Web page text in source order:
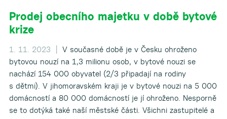
Prodej obecního majetku v době bytové
krize
1. 11. 2023 |
V současné době je v Česku ohroženo
bytovou nouzí na 1,3 milionu osob, v bytové nouzi se
nachází 154 000 obyvatel (2/3 připadají na rodiny
s dětmi). V jihomoravském kraji je v bytové nouzi na 5 000
domácností a 80 000 domácností je jí ohroženo. Nesporně
se to dotýká také naší městské části. Všichni zastupitelé a